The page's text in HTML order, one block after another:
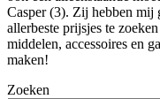
Casper (3). Zij hebben mij
allerbeste prijsjes te
middelen, accessoires en
maken!
Zoeken